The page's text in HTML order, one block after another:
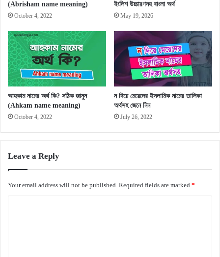
(Abrisham name meaning)
October 4, 2022
ইংলিশ উচ্চারণসহ বাংলা অর্থ
May 19, 2026
আহকাম নামের অর্থ কি? সঠিক জানুন
(Ahkam name meaning)
October 4, 2022
ন দিয়ে মেয়েদের ইসলামিক নামের তালিকা
অর্থসহ জেনে নিন
July 26, 2022
Leave a Reply
Your email address will not be published. Required fields are marked *